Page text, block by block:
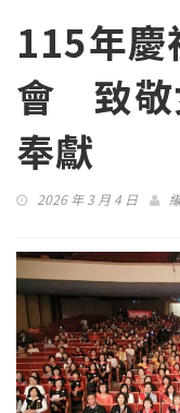
115年慶
會 致敬
奉獻
2026 年 3 月 4 日